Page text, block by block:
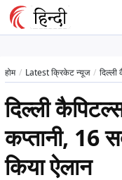
होम Latest क्रिकेट न्यूज दिल्ली
दिल्ली
कप्तानी, 16
किया ऐलान